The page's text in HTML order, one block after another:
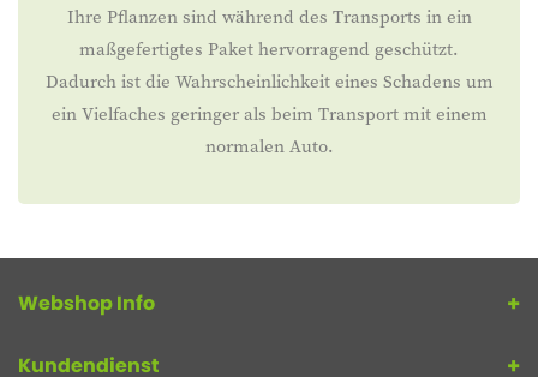
Ihre Pflanzen sind während des Transports in ein
maßgefertigtes Paket hervorragend geschützt.
Dadurch ist die Wahrscheinlichkeit eines Schadens um
ein Vielfaches geringer als beim Transport mit einem
normalen Auto.
Webshop Info
Kundendienst